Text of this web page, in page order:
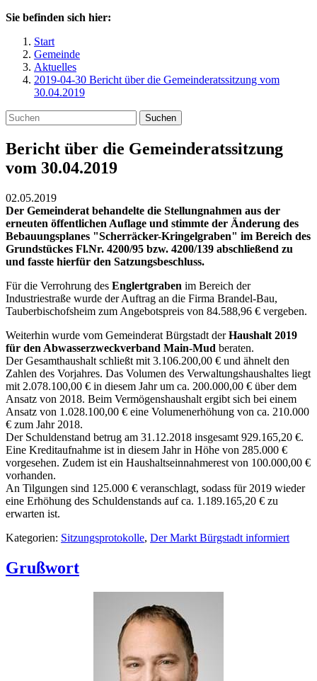
Sie befinden sich hier:
Start
Gemeinde
Aktuelles
2019-04-30 Bericht über die Gemeinderatssitzung vom
30.04.2019
Suchen
Bericht über die Gemeinderatssitzung
vom 30.04.2019
02.05.2019
Der Gemeinderat behandelte die Stellungnahmen aus der
erneuten öffentlichen Auflage und stimmte der Änderung des
Bebauungsplanes "Scherräcker-Kringelgraben" im Bereich des
Grundstückes Fl.Nr. 4200/95 bzw. 4200/139 abschließend zu
und fasste hierfür den Satzungsbeschluss.
Für die Verrohrung des Englertgraben im Bereich der
Industriestraße wurde der Auftrag an die Firma Brandel-Bau,
Tauberbischofsheim zum Angebotspreis von 84.588,96 € vergeben.
Weiterhin wurde vom Gemeinderat Bürgstadt derHaushalt 2019
für den Abwasserzweckverband Main-Mud beraten.
Der Gesamthaushalt schließt mit 3.106.200,00 € und ähnelt den
Zahlen des Vorjahres. Das Volumen des Verwaltungshaushaltes liegt
mit 2.078.100,00 € in diesem Jahr um ca. 200.000,00 € über dem
Ansatz von 2018. Beim Vermögenshaushalt ergibt sich bei einem
Ansatz von 1.028.100,00 € eine Volumenerhöhung von ca. 210.000
€ zum Jahr 2018.
Der Schuldenstand betrug am 31.12.2018 insgesamt 929.165,20 €.
Eine Kreditaufnahme ist in diesem Jahr in Höhe von 285.000 €
vorgesehen. Zudem ist ein Haushaltseinnahmerest von 100.000,00 €
vorhanden.
An Tilgungen sind 125.000 € veranschlagt, sodass für 2019 wieder
eine Erhöhung des Schuldenstands auf ca. 1.189.165,20 € zu
erwarten ist.
Kategorien: Sitzungsprotokolle, Der Markt Bürgstadt informiert
Grußwort